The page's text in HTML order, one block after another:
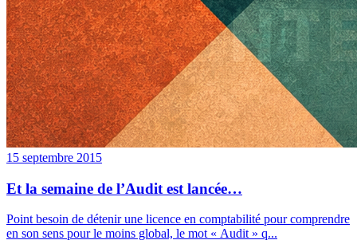
15 septembre 2015
Et la semaine de l’Audit est lancée…
Point besoin de détenir une licence en comptabilité pour comprendre
en son sens pour le moins global, le mot « Audit » q...